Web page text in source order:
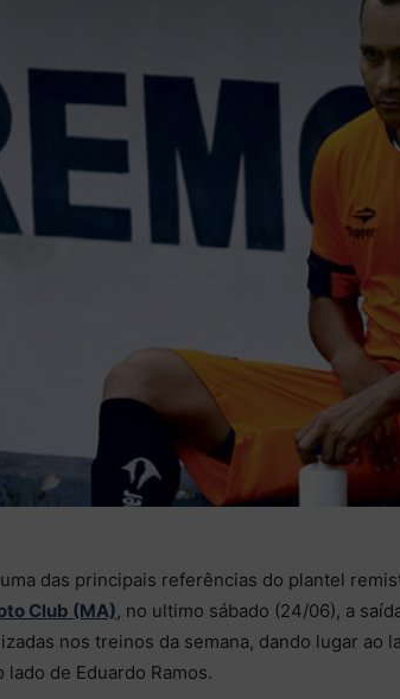
das principais referências do plantel
Club (MA), no ultimo sábado (24/06), a
nos treinos da semana, dando lugar ao
lado de Eduardo Ramos.